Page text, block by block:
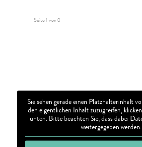
Seite 1 von 0
Sie sehen gerade einen Platzhalterinhalt
den eigentlichen Inhalt zuzugreifen,
unten. Bitte beachten Sie, dass dabei
weitergegeben werden.